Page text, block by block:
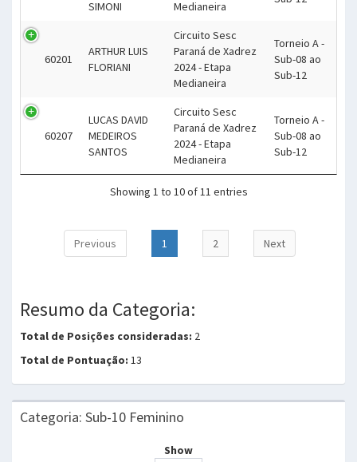
SIMONI Medianeira
60201
ARTHUR LUIS
FLORIANI
Circuito Sesc
Paraná de Xadrez
2024 - Etapa
Medianeira
Torneio A -
Sub-08 ao
Sub-12
60207
LUCAS DAVID
MEDEIROS
SANTOS
Circuito Sesc
Paraná de Xadrez
2024 - Etapa
Medianeira
Torneio A -
Sub-08 ao
Sub-12
Showing 1 to 10 of 11 entries
Previous 1 2 Next
Resumo da Categoria:
Total de Posições consideradas: 2
Total de Pontuação: 13
Categoria: Sub-10 Feminino
Show